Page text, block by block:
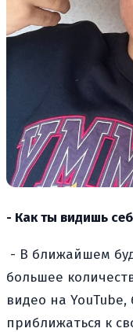
- Как ты видишь
- В ближайшем
большее
видео на
приближаться к